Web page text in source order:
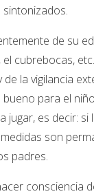
de su
el cubrebocas,
la vigilancia
para el
jugar, es decir: si
son
padres.
consciencia